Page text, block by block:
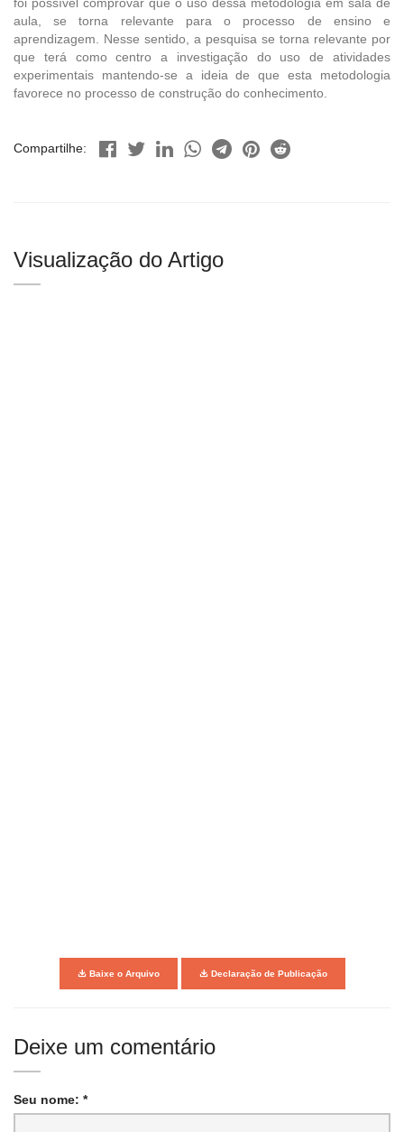
aula, se torna relevante para o processo de ensino e
aprendizagem. Nesse sentido, a pesquisa se torna relevante por
que terá como centro a investigação do uso de atividades
experimentais mantendo-se a ideia de que esta metodologia
favorece no processo de construção do conhecimento.
Compartilhe:
Visualização do Artigo
Baixe o Arquivo Declaração de Publicação
Deixe um comentário
Seu nome: *